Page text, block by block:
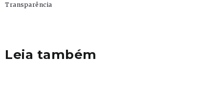
Transparência
Leia também